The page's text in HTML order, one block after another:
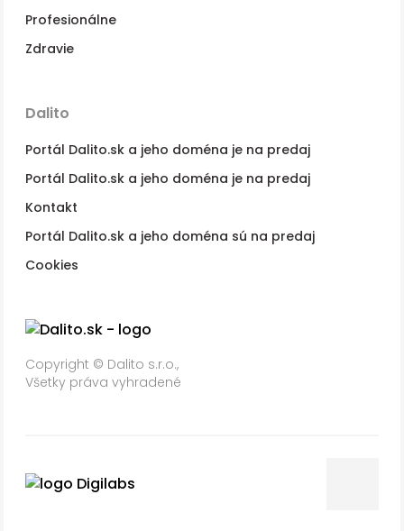
Copyright © Dalito s.r.o.,
Všetky práva vyhradené
Profesionálne
Zdravie
Dalito
Portál Dalito.sk a jeho doména je na predaj
Portál Dalito.sk a jeho doména je na predaj
Kontakt
Portál Dalito.sk a jeho doména sú na predaj
Cookies